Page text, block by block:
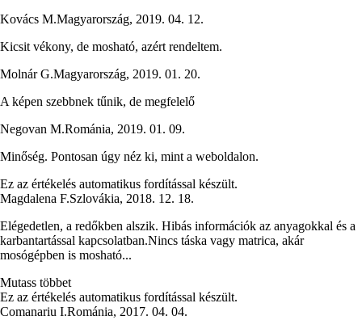
Kovács M.Magyarország, 2019. 04. 12.
Kicsit vékony, de mosható, azért rendeltem.
Molnár G.Magyarország, 2019. 01. 20.
A képen szebbnek tűnik, de megfelelő
Negovan M.Románia, 2019. 01. 09.
Minőség. Pontosan úgy néz ki, mint a weboldalon.
Ez az értékelés automatikus fordítással készült.
Magdalena F.Szlovákia, 2018. 12. 18.
Elégedetlen, a redőkben alszik. Hibás információk az anyagokkal és a
karbantartással kapcsolatban.Nincs táska vagy matrica, akár
mosógépben is mosható...
Mutass többet
Ez az értékelés automatikus fordítással készült.
Comanariu I.Románia, 2017. 04. 04.